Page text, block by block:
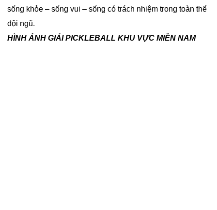
sống khỏe – sống vui – sống có trách nhiệm trong toàn thể
đội ngũ.
HÌNH ẢNH GIẢI PICKLEBALL KHU VỰC MIỀN NAM